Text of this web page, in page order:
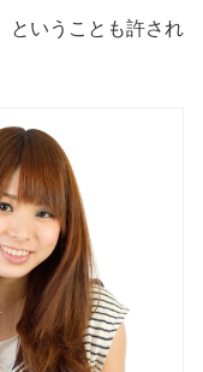
ということも許され